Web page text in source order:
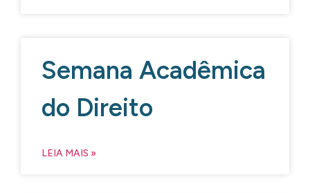
Semana Acadêmica
do Direito
LEIA MAIS »